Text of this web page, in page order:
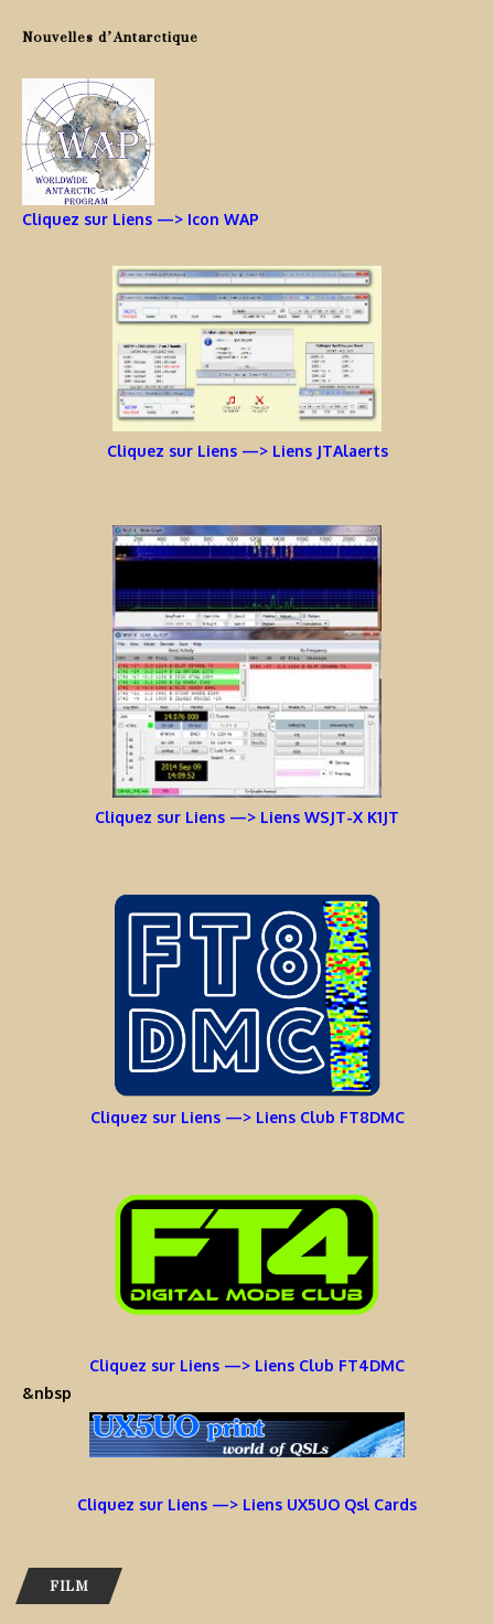
Nouvelles d’Antarctique
Cliquez sur Liens —> Icon WAP
Cliquez sur Liens —> Liens JTAlaerts
Cliquez sur Liens —> Liens WSJT-X K1JT
Cliquez sur Liens —> Liens Club FT8DMC
Cliquez sur Liens —> Liens Club FT4DMC
&nbsp
Cliquez sur Liens —> Liens UX5UO Qsl Cards
FILM